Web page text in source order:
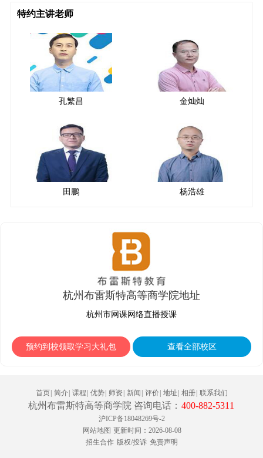
特约主讲老师
孔繁昌 金灿灿
田鹏 杨浩雄
杭州布雷斯特高等商学院地址
杭州市网课网络直播授课
预约到校领取学习大礼包 查看全部校区
首页 简介 课程 优势 师资 新闻 评价 地址 相册 联系我们
杭州布雷斯特高等商学院 咨询电话： 400-882-5311
沪ICP备18048269号-2
网站地图 更新时间：2026-08-08
招生合作 版权/投诉 免责声明